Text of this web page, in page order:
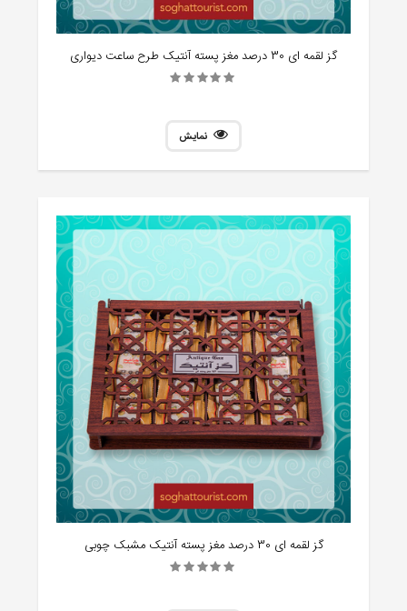
گز لقمه ای 30 درصد مغز پسته آنتیک طرح ساعت دیواری
نمایش
گز لقمه ای 30 درصد مغز پسته آنتیک مشبک چوبی